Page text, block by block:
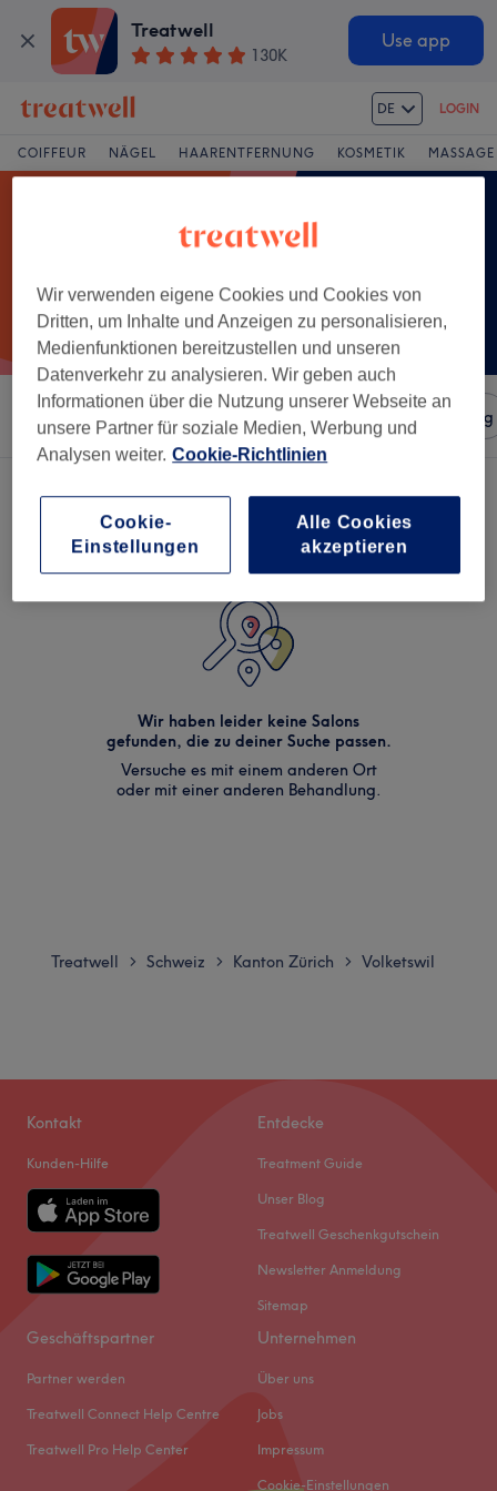
Treatwell
130K
Use app
DE LOGIN
COIFFEUR NÄGEL HAARENTFERNUNG KOSMETIK MASSAGE
Sortieren nach Salons Expressangebote Bewertung
Wir haben leider keine Salons
gefunden, die zu deiner Suche passen.
Versuche es mit einem anderen Ort
oder mit einer anderen Behandlung.
Treatwell > Schweiz > Kanton Zürich > Volketswil
Kontakt
Kunden-Hilfe
Entdecke
Treatment Guide
Unser Blog
Treatwell Geschenkgutschein
Newsletter Anmeldung
Sitemap
Geschäftspartner
Partner werden
Treatwell Connect Help Centre
Treatwell Pro Help Center
Unternehmen
Über uns
Jobs
Impressum
Cookie-Einstellungen
Wir verwenden eigene Cookies und Cookies von
Dritten, um Inhalte und Anzeigen zu personalisieren,
Medienfunktionen bereitzustellen und unseren
Datenverkehr zu analysieren. Wir geben auch
Informationen über die Nutzung unserer Webseite an
unsere Partner für soziale Medien, Werbung und
Analysen weiter. Cookie-Richtlinien
Alle Cookies
akzeptieren
Cookie-
Einstellungen